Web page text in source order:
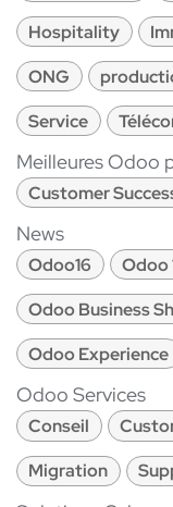
Hospitality
ONG
Service
Meilleures Odoo
Customer
News
Odoo16 Odoo
Odoo Business
Odoo Experience
Odoo Services
Conseil
Migration